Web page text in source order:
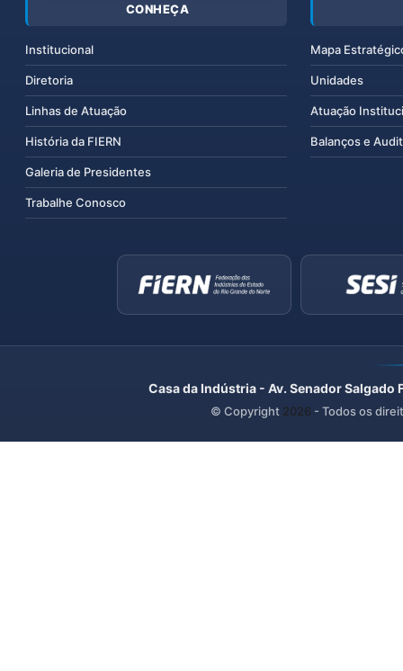
CONHEÇA
Institucional
Diretoria
Linhas de Atuação
História da FIERN
Galeria de Presidentes
Trabalhe Conosco
Mapa
Unidades
Atuação
Balanços e
Casa da Indústria - Av. Senador
© Copyright 2026 - Todos os